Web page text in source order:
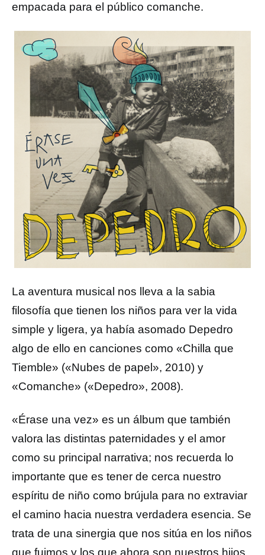
empacada para el público comanche.
La aventura musical nos lleva a la sabia
filosofía que tienen los niños para ver la vida
simple y ligera, ya había asomado Depedro
algo de ello en canciones como «Chilla que
Tiemble» («Nubes de papel», 2010) y
«Comanche» («Depedro», 2008).
«Érase una vez» es un álbum que también
valora las distintas paternidades y el amor
como su principal narrativa; nos recuerda lo
importante que es tener de cerca nuestro
espíritu de niño como brújula para no extraviar
el camino hacia nuestra verdadera esencia. Se
trata de una sinergia que nos sitúa en los niños
que fuimos y los que ahora son nuestros hijos,